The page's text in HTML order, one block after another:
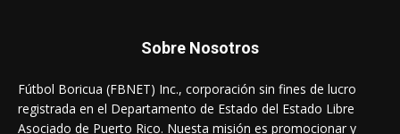
Sobre Nosotros
Fútbol Boricua (FBNET) Inc., corporación sin fines de lucro
registrada en el Departamento de Estado del Estado Libre
Asociado de Puerto Rico. Nuesta misión es promocionar y